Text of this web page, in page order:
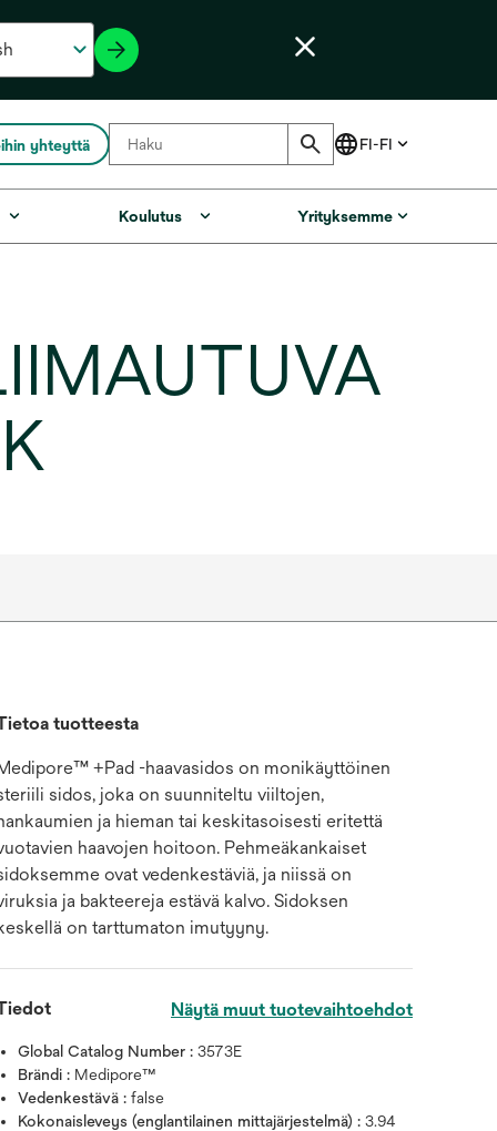
yhteyttä
Koulutus Yrityksemme
tuotteesta
+Pad -haavasidos on monikäyttöinen
sidos, joka on suunniteltu viiltojen,
ja hieman tai keskitasoisesti eritettä
haavojen hoitoon. Pehmeäkankaiset
ovat vedenkestäviä, ja niissä on
ja bakteereja estävä kalvo. Sidoksen
on tarttumaton imutyyny.
Näytä muut tuotevaihtoehdot
Global Catalog Number :3573E
Brändi : Medipore™
Vedenkestävä :false
Kokonaisleveys (englantilainen mittajärjestelmä) :3.94